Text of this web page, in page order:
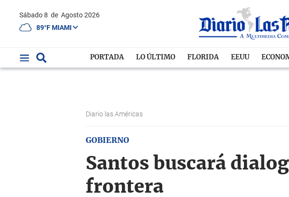
Sábado 8 de Agosto 2026
89°F MIAMI
PORTADA LO ÚLTIMO FLORIDA EEUU
Diario las Américas
GOBIERNO
Santos buscará
frontera